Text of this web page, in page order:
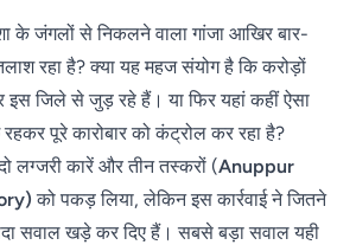
के जंगलों से निकलने वाला गांजा आखिर बार-
रहा है? क्या यह महज संयोग है कि करोड़ों
इस जिले से जुड़ रहे हैं। या फिर यहां कहीं ऐसा
रहकर पूरे कारोबार को कंट्रोल कर रहा है?
लग्जरी कारें और तीन तस्करों (Anuppur
को पकड़ लिया, लेकिन इस कार्रवाई ने जितने
सवाल खड़े कर दिए हैं। सबसे बड़ा सवाल यही